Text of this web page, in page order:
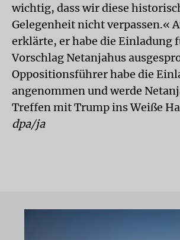
wichtig, dass wir diese
Gelegenheit nicht verpassen.«
erklärte, er habe die Einladung
Vorschlag Netanjahus
Oppositionsführer habe die
angenommen und werde
Treffen mit Trump ins Weiße
dpa/ja